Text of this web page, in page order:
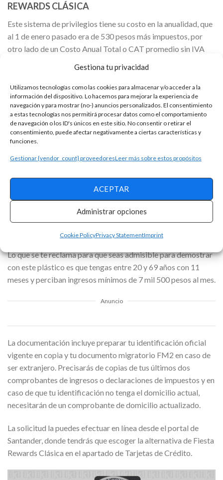
Gestiona tu privacidad
Utilizamos tecnologías como las cookies para almacenar y/o acceder a la
información del dispositivo. Lo hacemos para mejorar la experiencia de
navegación y para mostrar (no-) anuncios personalizados. El consentimiento
a estas tecnologías nos permitirá procesar datos como el comportamiento
de navegación o los ID's únicos en este sitio. No consentir o retirar el
consentimiento, puede afectar negativamente a ciertas características y
funciones.
Gestionar {vendor_count} proveedoresLeer más sobre estos propósitos
ACEPTAR
Administrar opciones
Cookie PolicyPrivacy StatementImprint
REWARDS CLÁSICA
Este sistema de privilegios tiene su costo en la anualidad, que
al 1 de enero pasado era de 530 pesos más impuestos, por
otro lado de un Costo Anual Total o CAT promedio sin IVA
Como se trata de un cobro significativo, existen otras
alternativas más baratas en el mercado, pero te tocará
decidir si los beneficios de financiarse con esta tarjeta de
crédito son convenientes para tu estilo de vida.a
La tarjeta de crédito Santander Zero tiene grandes
Solicita una tarjeta de crédito Apple de forma rápida
y cómoda
REQUISITOS PARA PEDIR LA TARJETA DE
CRÉDITO FIESTA REWARDS CLÁSICA
Lo que se te reclama para que seas admisible para demostrar
con este plástico es que tengas entre 20 y 69 años con 11
meses y perciban ingresos mínimos de 7 mil 500 pesos al mes.
Anuncio
La documentación incluye preparar tu identificación oficial
vigente en copia y tu documento migratorio FM2 en caso de
ser extranjero. Precisarás de copias de tus últimos dos
comprobantes de ingresos o declaraciones de impuestos y en
caso de que tu identificación no tenga el domicilio actual,
necesitarán de un comprobante de domicilio actualizado.
La solicitud la puedes efectuar en línea desde el portal de
Santander, donde tendrás que escoger la alternativa de Fiesta
Rewards Clásica en el apartado de Tarjetas de Crédito.